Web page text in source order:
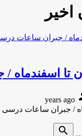
اخیر
تا
/ جبران ساعات درسی
search